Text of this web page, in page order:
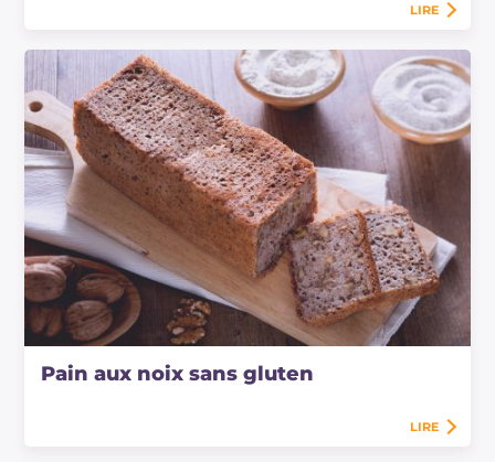
LIRE
Pain aux noix sans gluten
LIRE